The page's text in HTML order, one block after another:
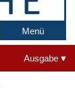
Menü
Ausgabe